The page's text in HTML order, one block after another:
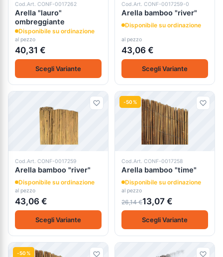
Cod.Art. CONF-0017262
Arella "lauro"
ombreggiante
Disponibile su ordinazione
al pezzo
40,31 €
Scegli Variante
Cod.Art. CONF-0017259-0
Arella bamboo "river"
Disponibile su ordinazione
al pezzo
43,06 €
Scegli Variante
Cod.Art. CONF-0017259
Arella bamboo "river"
Disponibile su ordinazione
al pezzo
43,06 €
Scegli Variante
-50%
Cod.Art. CONF-0017258
Arella bamboo "time"
Disponibile su ordinazione
al pezzo
26,14 €13,07 €
Scegli Variante
-50%